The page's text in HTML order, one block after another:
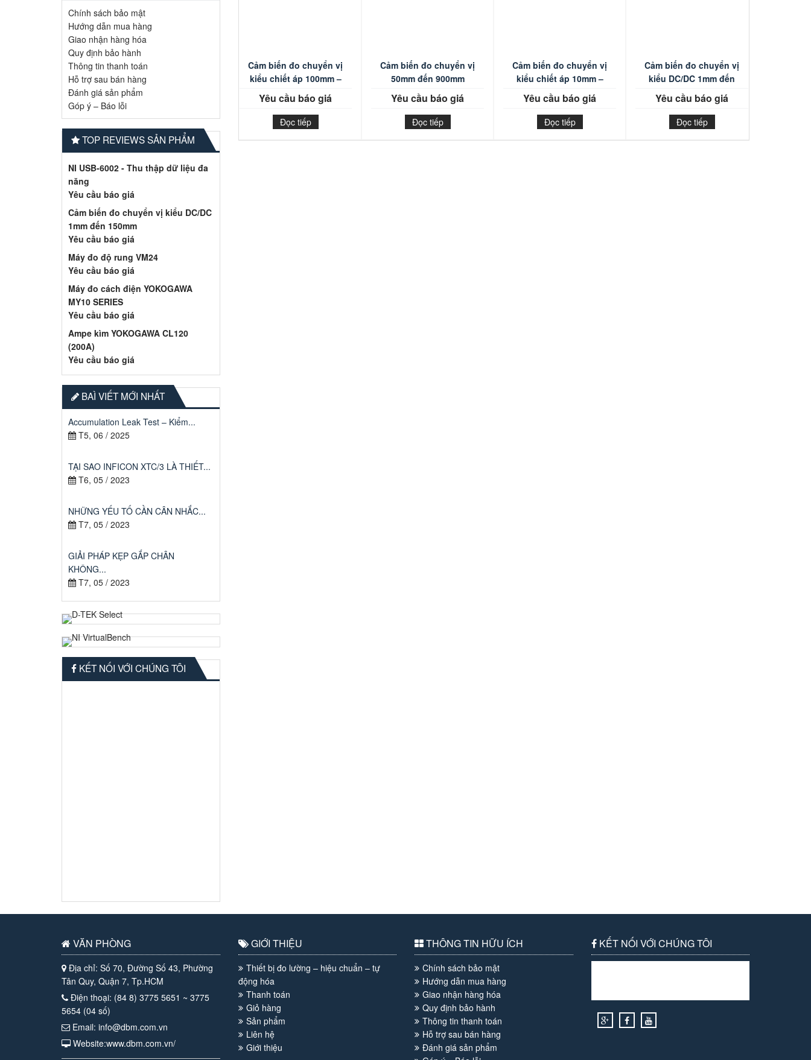
Chính sách bảo mật
Hướng dẫn mua hàng
Giao nhận hàng hóa
Quy định bảo hành
Thông tin thanh toán
Hỗ trợ sau bán hàng
Đánh giá sản phẩm
Góp ý – Báo lỗi
TOP REVIEWS SẢN PHẨM
NI USB-6002 - Thu thập dữ liệu đa
năng
Yêu cầu báo giá
Cảm biến đo chuyển vị kiểu DC/DC
1mm đến 150mm
Yêu cầu báo giá
Máy đo độ rung VM24
Yêu cầu báo giá
Máy đo cách điện YOKOGAWA
MY10 SERIES
Yêu cầu báo giá
Ampe kìm YOKOGAWA CL120
(200A)
Yêu cầu báo giá
BAÌ VIẾT MỚI NHẤT
Accumulation Leak Test – Kiểm...
T5, 06 / 2025
TẠI SAO INFICON XTC/3 LÀ THIẾT...
T6, 05 / 2023
NHỮNG YẾU TỐ CẦN CÂN NHẮC...
T7, 05 / 2023
GIẢI PHÁP KẸP GẮP CHÂN
KHÔNG...
T7, 05 / 2023
KẾT NỐI VỚI CHÚNG TÔI
Cảm biến đo chuyển vị
kiểu chiết áp 100mm –
2000mm
Yêu cầu báo giá
Đọc tiếp
Cảm biến đo chuyển vị
50mm đến 900mm
Yêu cầu báo giá
Đọc tiếp
Cảm biến đo chuyển vị
kiểu chiết áp 10mm –
150mm
Yêu cầu báo giá
Đọc tiếp
Cảm biến đo chuyển vị
kiểu DC/DC 1mm đến
150mm
Yêu cầu báo giá
Đọc tiếp
VĂN PHÒNG
Địa chỉ: Số 70, Đường Số 43, Phường
Tân Quy, Quận 7, Tp.HCM
Điện thoại: (84 8) 3775 5651 ~ 3775
5654 (04 số)
Email: info@dbm.com.vn
Website:www.dbm.com.vn/
GIỚI THIỆU
Thiết bị đo lường – hiệu chuẩn – tự
động hóa
Thanh toán
Giỏ hàng
Sản phẩm
Liên hệ
Giới thiệu
THÔNG TIN HỮU ÍCH
Chính sách bảo mật
Hướng dẫn mua hàng
Giao nhận hàng hóa
Quy định bảo hành
Thông tin thanh toán
Hỗ trợ sau bán hàng
Đánh giá sản phẩm
KẾT NỐI VỚI CHÚNG TÔI